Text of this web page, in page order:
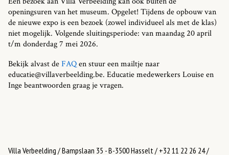
openingsuren van het museum. Opgelet! Tijdens de opbouw van
de nieuwe expo is een bezoek (zowel individueel als met de klas)
niet mogelijk. Volgende sluitingsperiode: van maandag 20 april
t/m donderdag 7 mei 2026.
Bekijk alvast deFAQen stuur een mailtje naar
educatie@villaverbeelding.be. Educatie medewerkers Louise en
Inge beantwoorden graag je vragen.
Villa Verbeelding / Bampslaan 35 - B-3500 Hasselt / +32 11 22 26 24 /